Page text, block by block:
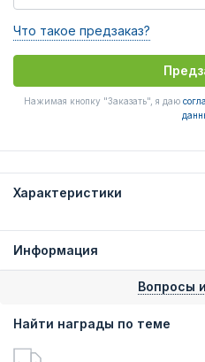
Что такое предзаказ?
Нажимая кнопку "Заказать", я даю
Характеристики
Информация
Вопросы
Найти награды по теме